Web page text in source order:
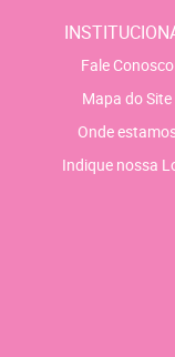
Fale Conosco
Mapa do Site
Onde
Indique nossa